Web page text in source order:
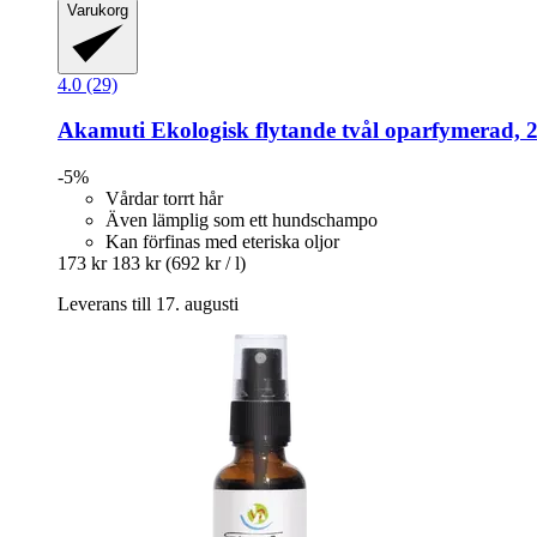
Varukorg
4.0 (29)
Akamuti Ekologisk flytande tvål oparfymerad,
-5%
Vårdar torrt hår
Även lämplig som ett hundschampo
Kan förfinas med eteriska oljor
173 kr 183 kr (692 kr / l)
Leverans till 17. augusti